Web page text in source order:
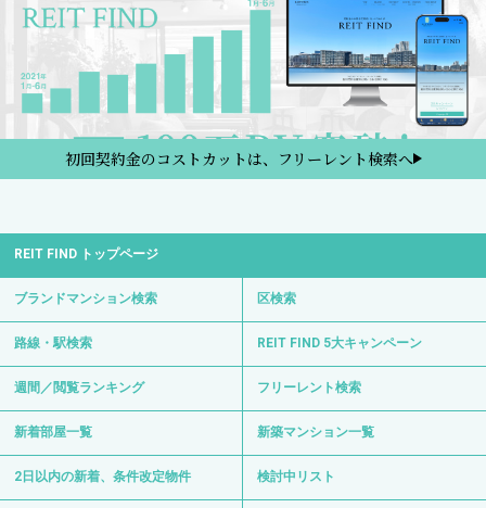
初回契約金のコストカットは、フリーレント検索へ
REIT FIND トップページ
ブランドマンション検索 区検索
路線・駅検索 REIT FIND 5大キャンペーン
週間／閲覧ランキング フリーレント検索
新着部屋一覧 新築マンション一覧
2日以内の新着、条件改定物件 検討中リスト